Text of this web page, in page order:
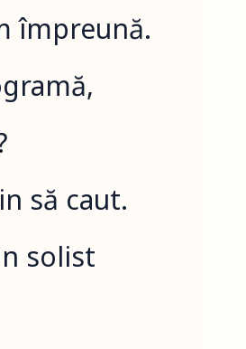
împreună.
să caut.
solist